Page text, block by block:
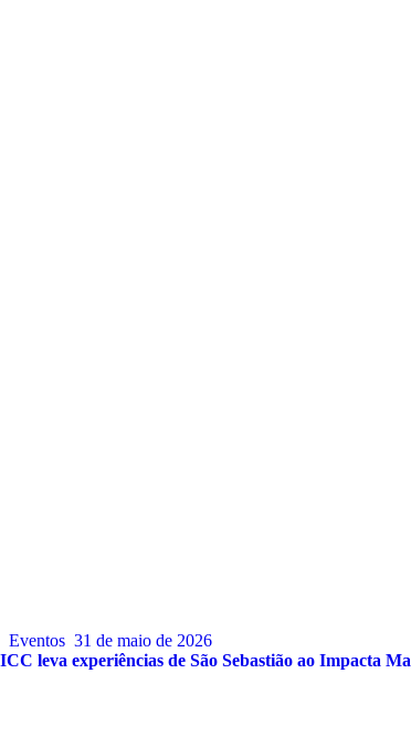
Eventos 31 de maio de 2026
ICC leva experiências de São Sebastião ao Impacta